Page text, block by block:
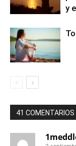
y
41 COMENTARIOS